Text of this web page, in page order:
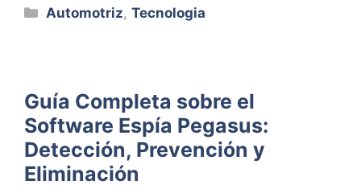
Categorías
Automotriz,Tecnologia
Guía Completa sobre el
Software Espía Pegasus:
Detección, Prevención y
Eliminación